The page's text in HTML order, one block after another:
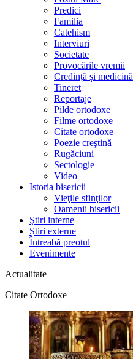
Predici
Familia
Catehism
Interviuri
Societate
Provocările vremii
Credință și medicină
Tineret
Reportaje
Pilde ortodoxe
Filme ortodoxe
Citate ortodoxe
Poezie creştină
Rugăciuni
Sectologie
Video
Istoria bisericii
Vieţile sfinţilor
Oamenii bisericii
Ştiri interne
Știri externe
Întreabă preotul
Evenimente
Actualitate
Citate Ortodoxe